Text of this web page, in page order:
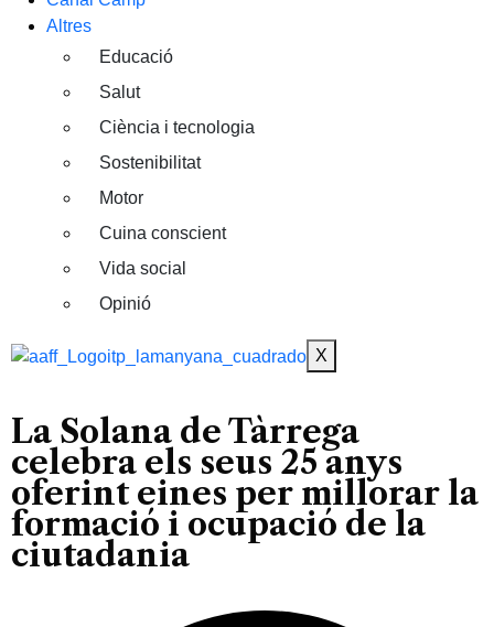
Altres
Educació
Salut
Ciència i tecnologia
Sostenibilitat
Motor
Cuina conscient
Vida social
Opinió
X
La Solana de Tàrrega
celebra els seus 25 anys
oferint eines per millorar la
formació i ocupació de la
ciutadania